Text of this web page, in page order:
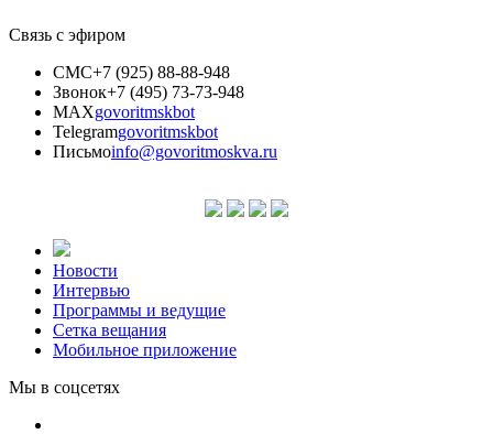
Связь с эфиром
СМС+7 (925) 88-88-948
Звонок+7 (495) 73-73-948
MAXgovoritmskbot
Telegramgovoritmskbot
Письмоinfo@govoritmoskva.ru
Новости
Интервью
Программы и ведущие
Сетка вещания
Мобильное приложение
Мы в соцсетях